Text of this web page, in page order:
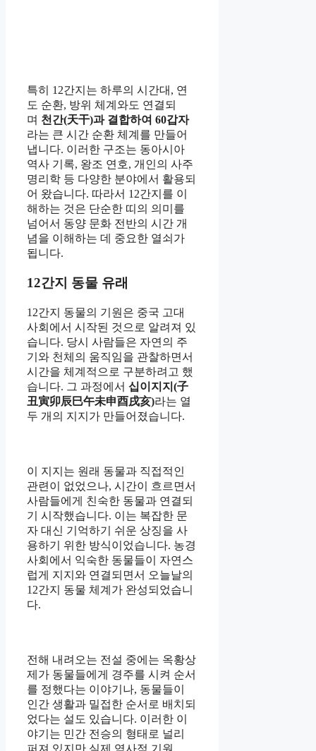
특히 12간지는 하루의 시간대, 연
도 순환, 방위 체계와도 연결되
며 천간(天干)과 결합하여 60갑자
라는 큰 시간 순환 체계를 만들어
냅니다. 이러한 구조는 동아시아
역사 기록, 왕조 연호, 개인의 사주
명리학 등 다양한 분야에서 활용되
어 왔습니다. 따라서 12간지를 이
해하는 것은 단순한 띠의 의미를
넘어서 동양 문화 전반의 시간 개
념을 이해하는 데 중요한 열쇠가
됩니다.
12간지 동물 유래
12간지 동물의 기원은 중국 고대
사회에서 시작된 것으로 알려져 있
습니다. 당시 사람들은 자연의 주
기와 천체의 움직임을 관찰하면서
시간을 체계적으로 구분하려고 했
습니다. 그 과정에서 십이지지(子
丑寅卯辰巳午未申酉戌亥)라는 열
두 개의 지지가 만들어졌습니다.
이 지지는 원래 동물과 직접적인
관련이 없었으나, 시간이 흐르면서
사람들에게 친숙한 동물과 연결되
기 시작했습니다. 이는 복잡한 문
자 대신 기억하기 쉬운 상징을 사
용하기 위한 방식이었습니다. 농경
사회에서 익숙한 동물들이 자연스
럽게 지지와 연결되면서 오늘날의
12간지 동물 체계가 완성되었습니
다.
전해 내려오는 전설 중에는 옥황상
제가 동물들에게 경주를 시켜 순서
를 정했다는 이야기나, 동물들이
인간 생활과 밀접한 순서로 배치되
었다는 설도 있습니다. 이러한 이
야기는 민간 전승의 형태로 널리
퍼져 있지만 실제 역사적 기원